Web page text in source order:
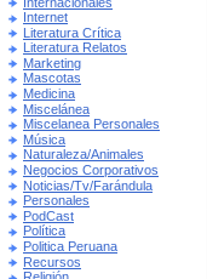
Internet
Literatura Crítica
Literatura Relatos
Marketing
Mascotas
Medicina
Miscelánea
Miscelanea Personales
Música
Naturaleza/Animales
Negocios Corporativos
Noticias/Tv/Farándula
Personales
PodCast
Política
Politica Peruana
Recursos